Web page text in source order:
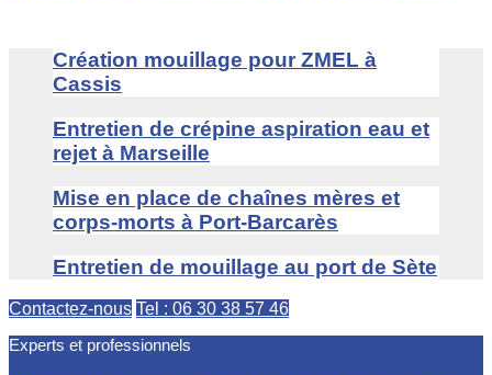
Création mouillage pour ZMEL à
Cassis
Entretien de crépine aspiration eau et
rejet à Marseille
Mise en place de chaînes mères et
corps-morts à Port-Barcarès
Entretien de mouillage au port de Sète
Contactez-nous Tel : 06 30 38 57 46
Experts et professionnels